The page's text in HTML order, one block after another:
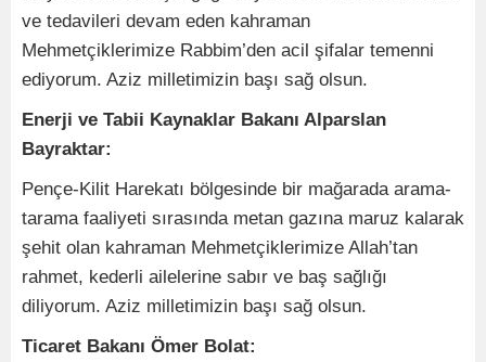
ve tedavileri devam eden kahraman
Mehmetçiklerimize Rabbim’den acil şifalar temenni
ediyorum. Aziz milletimizin başı sağ olsun.
Enerji ve Tabii Kaynaklar Bakanı Alparslan
Bayraktar:
Pençe-Kilit Harekatı bölgesinde bir mağarada arama-
tarama faaliyeti sırasında metan gazına maruz kalarak
şehit olan kahraman Mehmetçiklerimize Allah’tan
rahmet, kederli ailelerine sabır ve baş sağlığı
diliyorum. Aziz milletimizin başı sağ olsun.
Ticaret Bakanı Ömer Bolat: